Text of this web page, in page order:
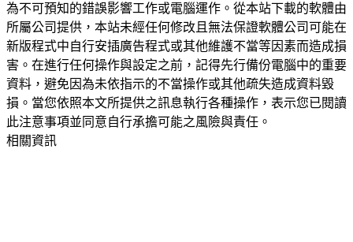
為不可預知的錯誤影響工作或電腦運作。從本站下載的軟體由
所屬公司提供，本站未經任何修改且無法保證軟體公司可能在
新版程式中自行安插廣告程式或其他維護不當等因素而造成損
害。在進行任何操作與設定之前，記得先行備份電腦中的重要
資料，避免因為未依指示的不當操作或其他疏失造成資料毀
損。當您依照本文所提供之訊息執行各種操作，表示您已閱讀
此注意事項並同意自行承擔可能之風險與責任。
相關資訊